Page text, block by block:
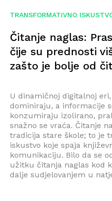
TRANSFORMATIVNO
Čitanje naglas:
čije su prednosti
zašto je bolje od
U dinamičnoj digitalnoj
dominiraju, a informacije
konzumiraju izolirano,
snažno se vraća. Čitanje
tradicija stare škole; to je
iskustvo koje spaja
komunikaciju. Bilo da se
užitku čitanja naglas kod
dalje sudjelovanjem u